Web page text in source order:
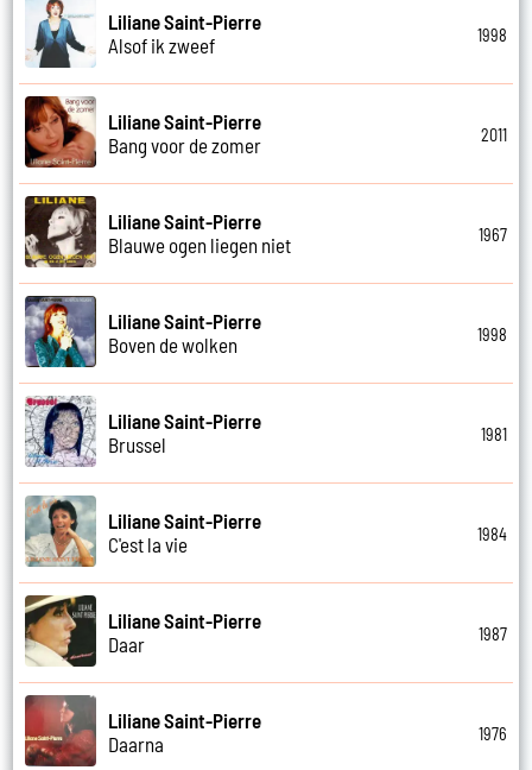
Liliane Saint-Pierre
Alsof ik zweef
1998
Liliane Saint-Pierre
Bang voor de zomer
2011
Liliane Saint-Pierre
Blauwe ogen liegen niet
1967
Liliane Saint-Pierre
Boven de wolken
1998
Liliane Saint-Pierre
Brussel
1981
Liliane Saint-Pierre
C'est la vie
1984
Liliane Saint-Pierre
Daar
1987
Liliane Saint-Pierre
Daarna
1976